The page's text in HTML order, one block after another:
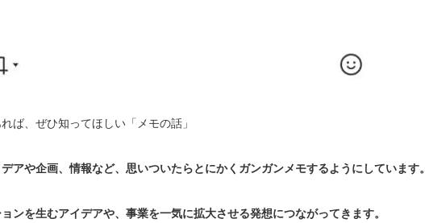
ば、ぜひ知ってほしい「メモの話」
アや企画、情報など、思いついたらとにかくガンガンメモするようにしています。
ンを生むアイデアや、事業を一気に拡大させる発想につながってきます。